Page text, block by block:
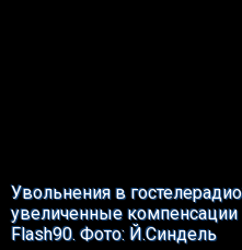
Увольнения в
увеличенные компенсации
Flash90. Фото: Й.Синдель